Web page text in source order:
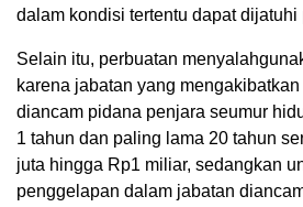
dalam kondisi tertentu dapat dijatuhi
Selain itu, perbuatan
karena jabatan yang
diancam pidana penjara seumur
1 tahun dan paling lama 20 tahun
juta hingga Rp1 miliar, sedangkan
penggelapan dalam jabatan